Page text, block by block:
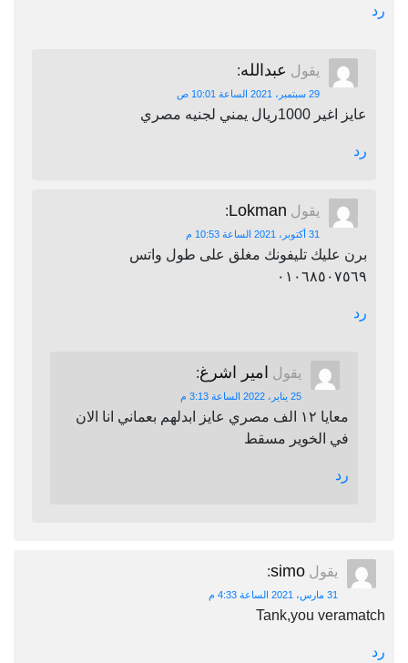
رد
يقول عبدالله:
29 سبتمبر، 2021 الساعة 10:01 ص
عايز اغير 1000ريال يمني لجنيه مصري
رد
يقول Lokman
:
31 أكتوبر، 2021 الساعة 10:53 م
برن عليك تليفونك مغلق على طول واتس
٠١٠٦٨٥٠٧٥٦٩
رد
يقول امير اشرغ:
25 يناير، 2022 الساعة 3:13 م
معايا ١٢ الف مصري عايز ابدلهم بعماني انا الان
في الخوير مسقط
رد
يقول simo
:
31 مارس، 2021 الساعة 4:33 م
Tank,you veramatch
رد